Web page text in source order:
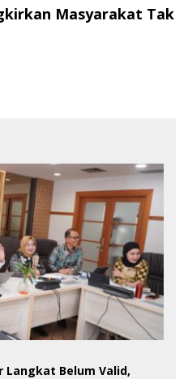
Masyarakat Tak
Langkat Belum Valid,